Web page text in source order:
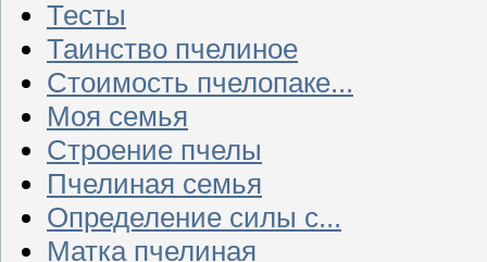
Тесты
Таинство пчелиное
Стоимость пчелопаке...
Моя семья
Строение пчелы
Пчелиная семья
Определение силы с...
Матка пчелиная